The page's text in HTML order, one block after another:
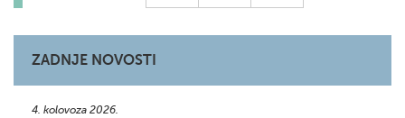
ZADNJE NOVOSTI
4. kolovoza 2026.